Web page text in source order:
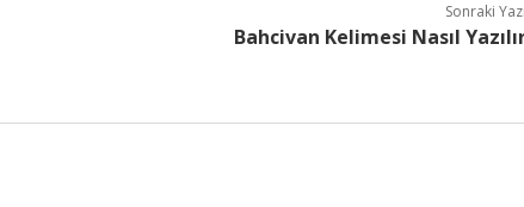
Sonraki
Bahcivan Kelimesi Nasıl